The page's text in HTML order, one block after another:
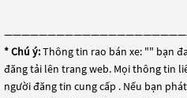
* Chú ý:Thông tin rao bán xe: "" bạn
đăng tải lên trang web. Mọi thông tin
người đăng tin cung cấp . Nếu bạn